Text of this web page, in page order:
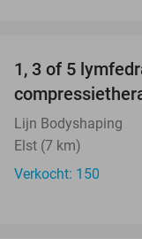
1, 3 of 5
Lijn Bodyshaping
Elst (7 km)
Verkocht: 150